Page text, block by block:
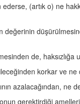
(artık o) ne
de, haksızlığa
korkar ve ne
azalacağından, ne
gerektirdiği